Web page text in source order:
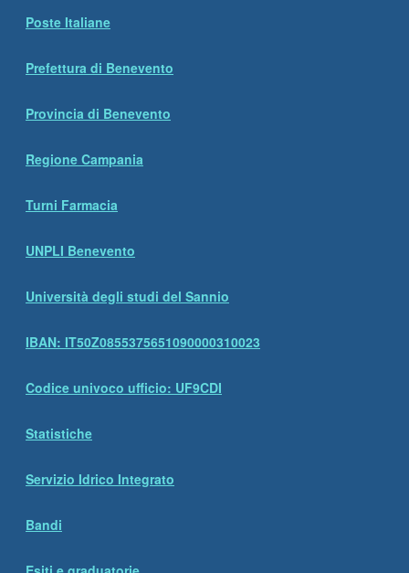
Poste Italiane
Prefettura di Benevento
Provincia di Benevento
Regione Campania
Turni Farmacia
UNPLI Benevento
Università degli studi del Sannio
IBAN: IT50Z0855375651090000310023
Codice univoco ufficio: UF9CDI
Statistiche
Servizio Idrico Integrato
Bandi